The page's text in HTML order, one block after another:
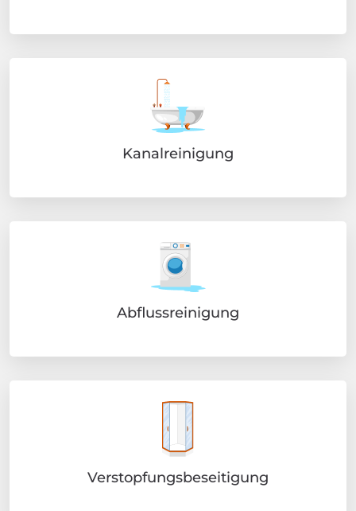
Kanalreinigung
Abflussreinigung
Verstopfungsbeseitigung